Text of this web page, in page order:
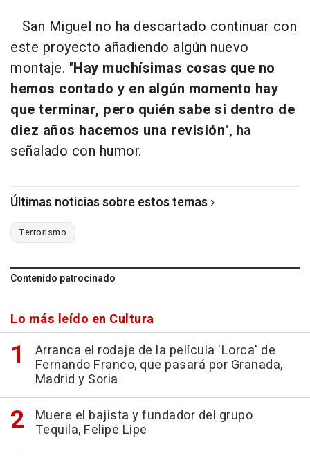
San Miguel no ha descartado continuar con
este proyecto añadiendo algún nuevo
montaje. "Hay muchísimas cosas que no
hemos contado y en algún momento hay
que terminar, pero quién sabe si dentro de
diez años hacemos una revisión", ha
señalado con humor.
Últimas noticias sobre estos temas
Terrorismo
Contenido patrocinado
Lo más leído en Cultura
Arranca el rodaje de la película 'Lorca' de
Fernando Franco, que pasará por Granada,
Madrid y Soria
Muere el bajista y fundador del grupo
Tequila, Felipe Lipe